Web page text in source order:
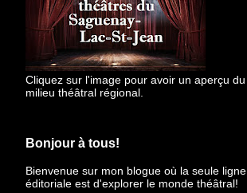
Cliquez sur l'image pour avoir un aperçu du
milieu théâtral régional.
Bonjour à tous!
Bienvenue sur mon blogue où la seule ligne
éditoriale est d'explorer le monde théâtral!